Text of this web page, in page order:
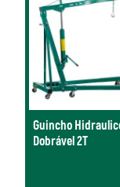
Guincho
Dobrável 2T